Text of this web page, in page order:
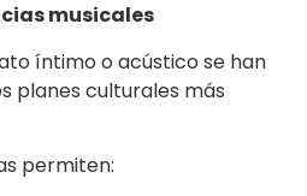
musicales
íntimo o acústico se han
planes culturales más
permiten: